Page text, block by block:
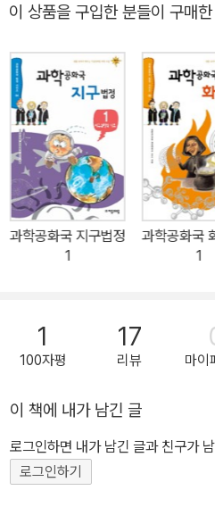
해 배운다. 마찰력, 구심력, 충격력,
원리를 살펴본다.
6권에서는 운동의 법칙을 주제로
작용, 회전 등의 과학적 내용을 우리
하고 있는 물체에서 일어날 수 있는
주위의 여러 가지 운동에 숨어 있는
생활에 응용할 수 있게 될 것이다.
중심과 회전 등 에너지 보존과 관련
날 수 있는 사건들로 재치 있게 구성
을 세세하게 풀어 준다. 일상생활에
건과 사고를 ‘사건속으로’ 라는 코너
열거하고 있다.
아져 나오기를 바라는 마음에서 수
집필한 책과 소설까지, 폭넓은 콘텐
완상 교수의 [수학·과학 창작 콘텐
><유체의 법칙> 그리고 9번째인 <
내용을 통해 법정에서 그 핵심 개념을 콕
서 나온 빛이 어떻게 브라운관에 골
온 빛이 필름을 손상시킬 수 있을까
수 있을까?｜불확정성원리에서 말
계는 무엇일까?｜빛이 입자인지,
까?｜고준위 폐기물과 저준위 폐기물의
법정9》에서는 ‘제1장 방전관에 관
선이 없이도 전기가 흐르는 현상에
3장 양자에 관한 사건’에서는 위치
다는 불확정성원리를 예로 들어 양
독자들에게 전달하고자 한다. ‘제4
를 척력과 핵력을 비교하며 이야기
폐기물에 대한 처리 방법 등에 대해
준다.
이 상품을 구입한 분들이 구매
과학공화국 지구법정
1
과학공화국
1
1
100자평
17
리뷰 마이
이 책에 내가 남긴 글
로그인하면 내가 남긴 글과 친구가
로그인하기